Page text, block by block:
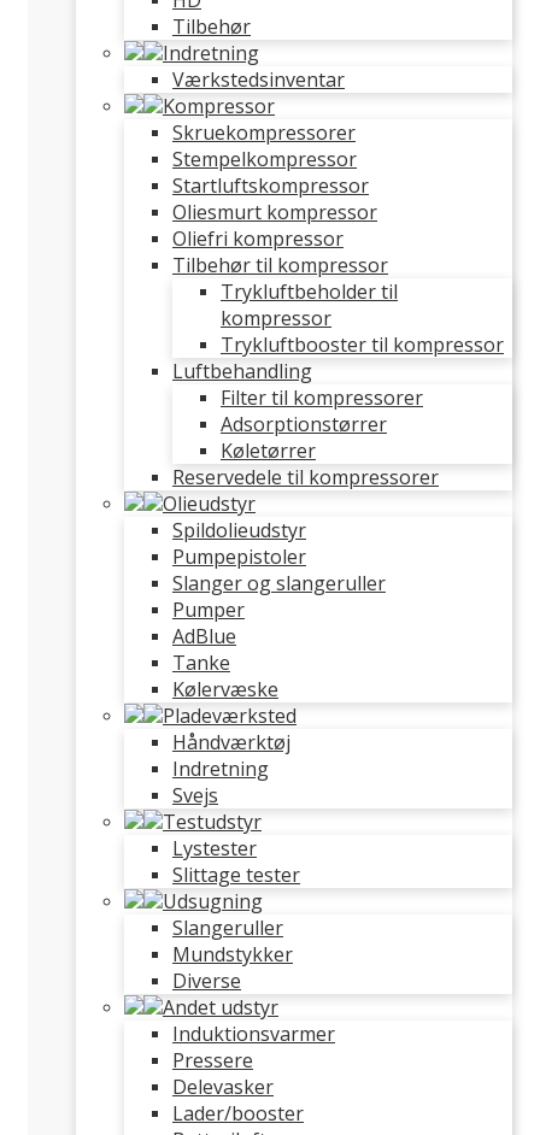
Tilbehør
Indretning
Værkstedsinventar
Kompressor
Skruekompressorer
Stempelkompressor
Startluftskompressor
Oliesmurt kompressor
Oliefri kompressor
Tilbehør til kompressor
Trykluftbeholder til
kompressor
Trykluftbooster til kompressor
Luftbehandling
Filter til kompressorer
Adsorptionstørrer
Køletørrer
Reservedele til kompressorer
Olieudstyr
Spildolieudstyr
Pumpepistoler
Slanger og slangeruller
Pumper
AdBlue
Tanke
Kølervæske
Pladeværksted
Håndværktøj
Indretning
Svejs
Testudstyr
Lystester
Slittage tester
Udsugning
Slangeruller
Mundstykker
Diverse
Andet udstyr
Induktionsvarmer
Pressere
Delevasker
Lader/booster